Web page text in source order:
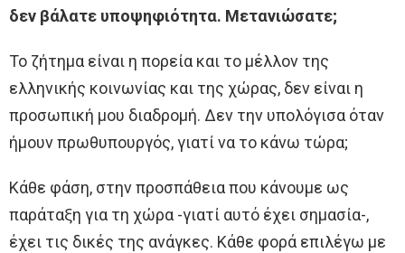
δεν βάλατε υποψηφιότητα. Μετανιώσατε;
Το ζήτημα είναι η πορεία και το μέλλον της
ελληνικής κοινωνίας και της χώρας, δεν είναι η
προσωπική μου διαδρομή. Δεν την υπολόγισα όταν
ήμουν πρωθυπουργός, γιατί να το κάνω τώρα;
Κάθε φάση, στην προσπάθεια που κάνουμε ως
παράταξη για τη χώρα -γιατί αυτό έχει σημασία-,
έχει τις δικές της ανάγκες. Κάθε φορά επιλέγω με